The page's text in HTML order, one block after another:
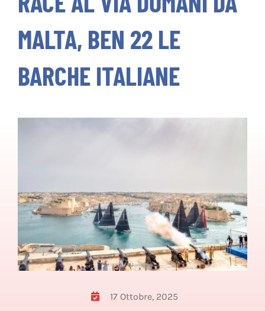
Calendario
Classifiche
Regolamenti
MALTA, BEN 22 LE
BARCHE ITALIANE
17 Ottobre, 2025